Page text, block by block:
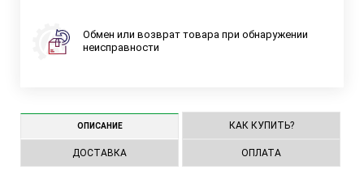
Обмен или возврат товара при обнаружении
неисправности
ОПИСАНИЕ КАК КУПИТЬ?
ДОСТАВКА ОПЛАТА